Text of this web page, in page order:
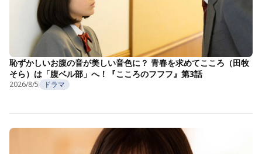
恥ずかしいお腹の音が美しい音色に？ 青春を求めてこころ（田牧
そら）は「腹ベル部」へ！『こころのフフフ』第3話
2026/8/5 ドラマ